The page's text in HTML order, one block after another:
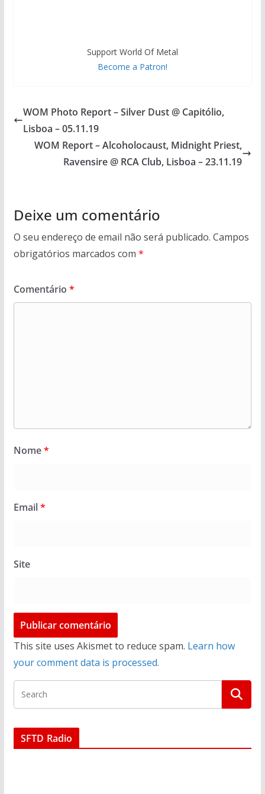
Support World Of Metal
Become a Patron!
WOM Photo Report – Silver Dust @ Capitólio,
Lisboa – 05.11.19
WOM Report – Alcoholocaust, Midnight Priest,
Ravensire @ RCA Club, Lisboa – 23.11.19
Deixe um comentário
O seu endereço de email não será publicado. Campos
obrigatórios marcados com *
Comentário *
Nome*
Email*
Site
This site uses Akismet to reduce spam. Learn how
your comment data is processed.
SFTD Radio